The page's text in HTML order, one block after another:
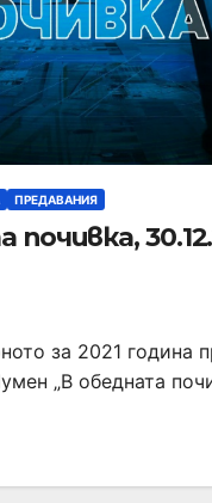
ПРЕДАВАНИЯ
за 2021 година
„В обедната